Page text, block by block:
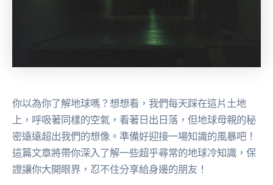
你以為你了解地球嗎？想想看，我們每天踩在這片土地
上，呼吸著同樣的空氣，看著日出日落，但地球母親的秘
密遠遠超出我們的想像。準備好迎接一場知識的風暴吧！
這篇文章將帶你深入了解一些超乎尋常的地球冷知識，保
證讓你大開眼界，忍不住分享給身邊的朋友！